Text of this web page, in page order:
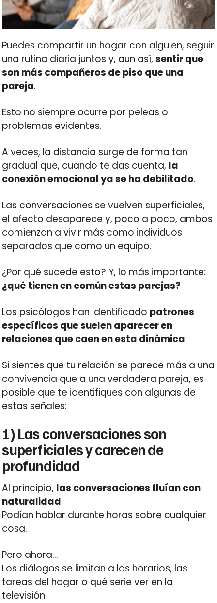
Puedes compartir un hogar con alguien, seguir
una rutina diaria juntos y, aun así,sentir que
son más compañeros de piso que una
pareja.
Esto no siempre ocurre por peleas o
problemas evidentes.
A veces, la distancia surge de forma tan
gradual que, cuando te das cuenta, la
conexión emocional ya se ha debilitado.
Las conversaciones se vuelven superficiales,
el afecto desaparece y, poco a poco, ambos
comienzan a vivir más como individuos
separados que como un equipo.
¿Por qué sucede esto? Y, lo más importante:
¿qué tienen en común estas parejas?
Los psicólogos han identificado patrones
específicos que suelen aparecer en
relaciones que caen en esta dinámica.
Si sientes que tu relación se parece más a una
convivencia que a una verdadera pareja, es
posible que te identifiques con algunas de
estas señales:
1) Las conversaciones son
superficiales y carecen de
profundidad
Al principio, las conversaciones fluían con
naturalidad.
Podían hablar durante horas sobre cualquier
cosa.
Pero ahora…
Los diálogos se limitan a los horarios, las
tareas del hogar o qué serie ver en la
televisión.